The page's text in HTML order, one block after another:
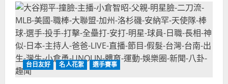
唱
國
民
黨
228
白
色
恐
怖
槍
決
原
愛
江
宏
傑-
防
蚊
液
廣
告-
台日友好 名人花絮 選手賽事